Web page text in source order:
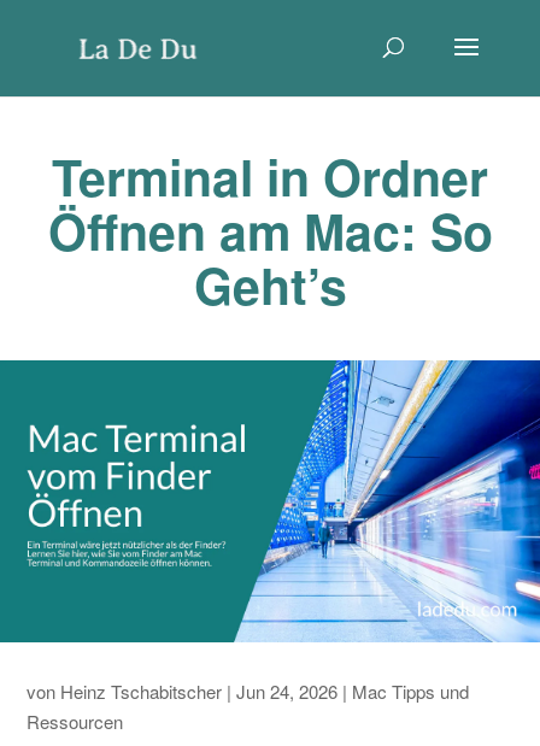
Terminal in Ordner
Öffnen am Mac: So
Geht’s
von Heinz Tschabitscher |Jun 24, 2026 | Mac Tipps und
Ressourcen